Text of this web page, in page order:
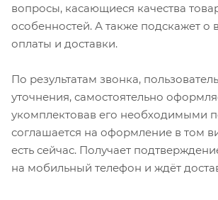
вопросы, касающиеся качества
особенностей. А также подскажет о
оплаты и доставки.
По результатам звонка,
уточнения, самостоятельно
укомплектовав его необходимыми
соглашается на оформление в том
есть сейчас. Получает
на мобильный телефон и ждёт